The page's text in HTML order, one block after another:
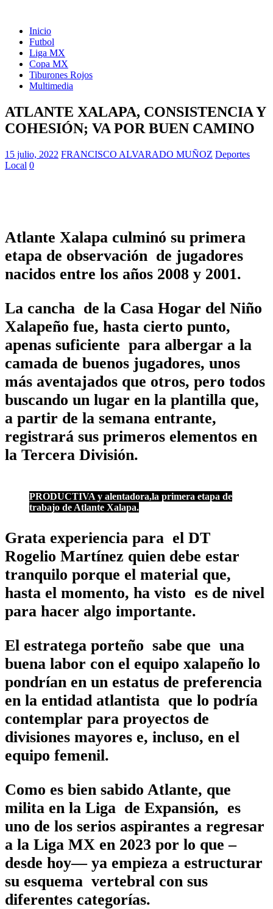
Inicio
Futbol
Liga MX
Copa MX
Tiburones Rojos
Multimedia
ATLANTE XALAPA, CONSISTENCIA Y
COHESIÓN; VA POR BUEN CAMINO
15 julio, 2022 FRANCISCO ALVARADO MUÑOZ Deportes
Local 0
Atlante Xalapa culminó su primera
etapa de observación de jugadores
nacidos entre los años 2008 y 2001.
La cancha de la Casa Hogar del Niño
Xalapeño fue, hasta cierto punto,
apenas suficiente para albergar a la
camada de buenos jugadores, unos
más aventajados que otros, pero todos
buscando un lugar en la plantilla que,
a partir de la semana entrante,
registrará sus primeros elementos en
la Tercera División.
PRODUCTIVA y alentadora,la primera etapa de
trabajo de Atlante Xalapa.
Grata experiencia para el DT
Rogelio Martínez quien debe estar
tranquilo porque el material que,
hasta el momento, ha visto es de nivel
para hacer algo importante.
El estratega porteño sabe que una
buena labor con el equipo xalapeño lo
pondrían en un estatus de preferencia
en la entidad atlantista que lo podría
contemplar para proyectos de
divisiones mayores e, incluso, en el
equipo femenil.
Como es bien sabido Atlante, que
milita en la Liga de Expansión, es
uno de los serios aspirantes a regresar
a la Liga MX en 2023 por lo que –
desde hoy— ya empieza a estructurar
su esquema vertebral con sus
diferentes categorías.